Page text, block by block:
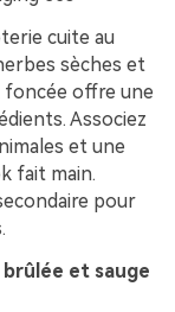
cuite au
sèches et
foncée offre une
Associez
et une
fait main.
pour
brûlée et sauge